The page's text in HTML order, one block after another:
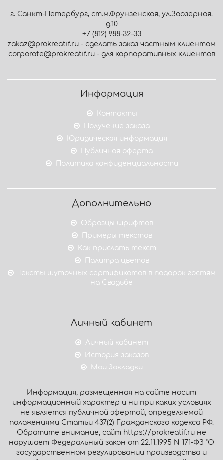
г. Санкт-Петербург, ст.м.Фрунзенская, ул.Заозёрная.
д.10
+7 (812) 988-32-33
zakaz@prokreatif.ru - сделать заказ частным клиентам
corporate@prokreatif.ru - для корпоративных клиентов
Информация
Контакты
Получение заказа
Юридическая информация
Публичная оферта
Политика конфиденциальности
Дополнительно
Образцы шрифтов
Примеры текстов
Как прислать текст
Палитра цветов
Тексты шуточных сертификатов в подарок гостям
на Свадьбе
Личный кабинет
Личный кабинет
История заказов
Мои Закладки
Информация, размещенная на сайте носит
информационный характер и ни при каких условиях
не является публичной офертой, определяемой
положениями Статьи 437(2) Гражданского кодекса РФ.
Обратите внимание, сайт https://prokreatif.ru не
нарушает Федеральный закон от 22.11.1995 N 171-ФЗ "О
государственном регулировании производства и